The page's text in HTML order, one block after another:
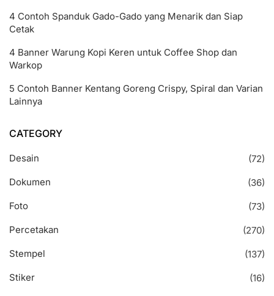
4 Contoh Spanduk Gado-Gado yang Menarik dan Siap
Cetak
4 Banner Warung Kopi Keren untuk Coffee Shop dan
Warkop
5 Contoh Banner Kentang Goreng Crispy, Spiral dan Varian
Lainnya
CATEGORY
Desain
(72)
Dokumen
(36)
Foto
(73)
Percetakan
(270)
Stempel
(137)
Stiker
(16)